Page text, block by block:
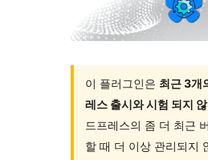
검
색
이 플러그인은 최근 3개
레스 출시와 시험 되지
드프레스의 좀 더 최근
할 때 더 이상 관리되지